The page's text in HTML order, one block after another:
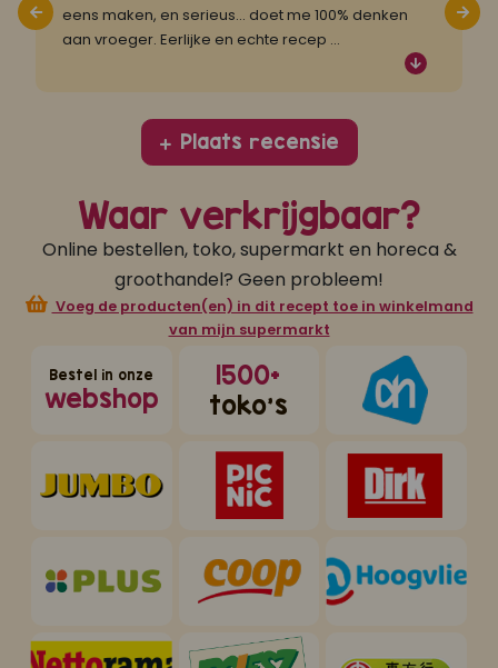
eens maken, en serieus... doet me 100% denken
aan vroeger. Eerlijke en echte recep ...
Plaats recensie
Waar verkrijgbaar?
Online bestellen, toko, supermarkt en horeca &
groothandel? Geen probleem!
Voeg de producten(en) in dit recept toe in winkelmand
van mijn supermarkt
Bestel in onze
webshop
1500+
toko's